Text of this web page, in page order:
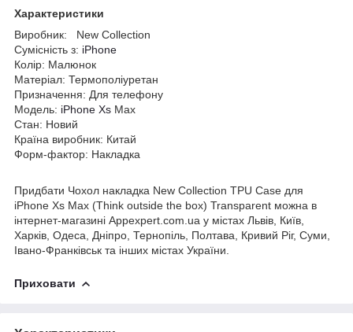
Характеристики
Виробник: New Collection
Сумісність з: iPhone
Колір: Малюнок
Матеріал: Термополіуретан
Призначення: Для телефону
Модель: iPhone Xs Max
Стан: Новий
Країна виробник: Китай
Форм-фактор: Накладка
Придбати Чохол накладка New Collection TPU Case для
iPhone Xs Max (Think outside the box) Transparent можна в
інтернет-магазині Appexpert.com.ua у містах Львів, Київ,
Харків, Одеса, Дніпро, Тернопіль, Полтава, Кривий Ріг, Суми,
Івано-Франківськ та інших містах України.
Приховати